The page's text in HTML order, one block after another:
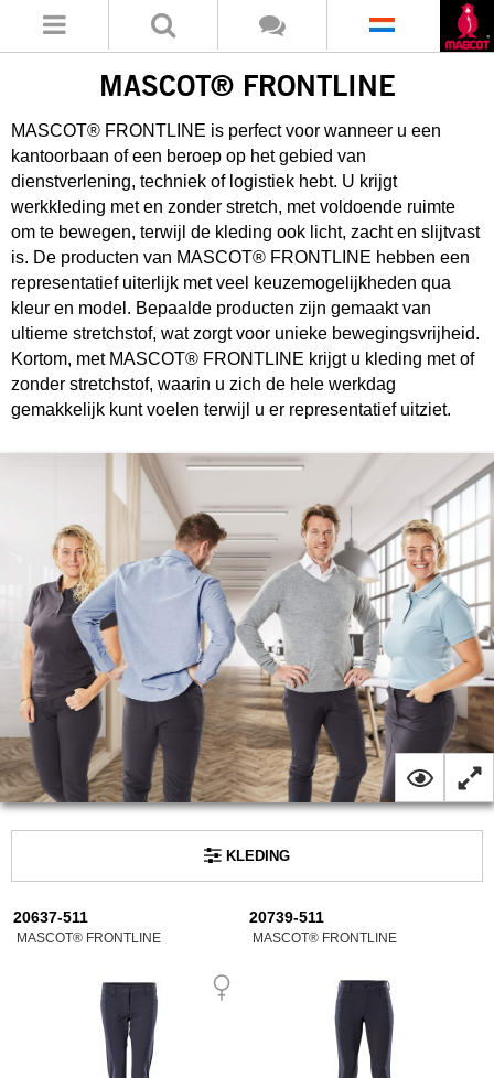
MASCOT® FRONTLINE
MASCOT® FRONTLINE is perfect voor wanneer u een
kantoorbaan of een beroep op het gebied van
dienstverlening, techniek of logistiek hebt. U krijgt
werkkleding met en zonder stretch, met voldoende ruimte
om te bewegen, terwijl de kleding ook licht, zacht en slijtvast
is. De producten van MASCOT® FRONTLINE hebben een
representatief uiterlijk met veel keuzemogelijkheden qua
kleur en model. Bepaalde producten zijn gemaakt van
ultieme stretchstof, wat zorgt voor unieke bewegingsvrijheid.
Kortom, met MASCOT® FRONTLINE krijgt u kleding met of
zonder stretchstof, waarin u zich de hele werkdag
gemakkelijk kunt voelen terwijl u er representatief uitziet.
KLEDING
20637-511
MASCOT® FRONTLINE
20739-511
MASCOT® FRONTLINE